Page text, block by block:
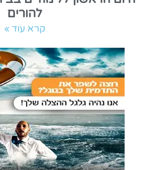
להורים
קרא עוד »